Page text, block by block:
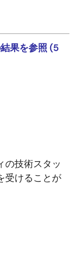
果を参照 (5
の技術スタッ
受けることが